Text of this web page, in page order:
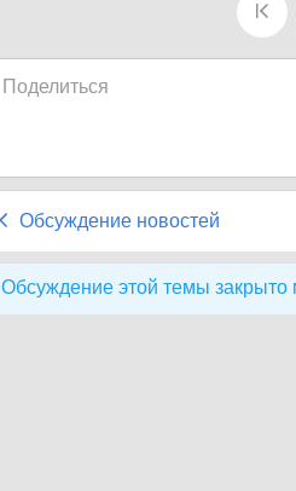
Поделиться
Обсуждение новостей
Обсуждение этой темы